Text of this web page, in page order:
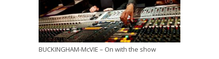
BUCKINGHAM-McVIE – On with the show